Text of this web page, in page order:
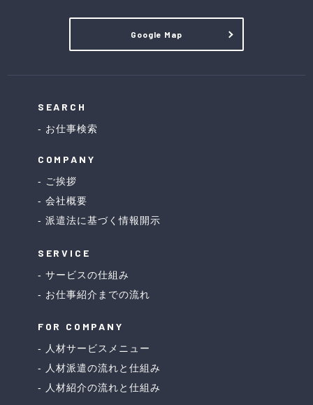
Google Map
SEARCH
お仕事検索
COMPANY
ご挨拶
会社概要
派遣法に基づく情報開示
SERVICE
サービスの仕組み
お仕事紹介までの流れ
FOR COMPANY
人材サービスメニュー
人材派遣の流れと仕組み
人材紹介の流れと仕組み